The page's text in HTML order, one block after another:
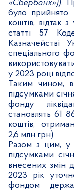
«Сбербанк»)).
було прийнято
коштів, відтак
статті 57
Казначействі
спеціального
у 2023 році
Таким чином,
підсумками
фонду
становлять 61
коштів,
2,6 млн грн).
Разом з цим, у
підсумками
внесених змін
2023 рік
фондом